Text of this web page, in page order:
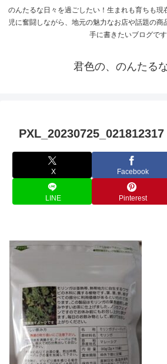
のんたるな日々を過ごしたい！生まれも育ちも現
児に奮闘しながら、地元の魅力なお店や話題の商
手に書きたいブログです
君色の、のんたる
PXL_20230725_021812317
X Facebook
LINE Pinterest